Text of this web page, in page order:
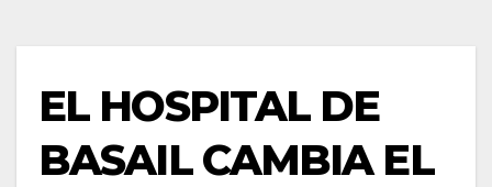
EL HOSPITAL DE
BASAIL CAMBIA EL